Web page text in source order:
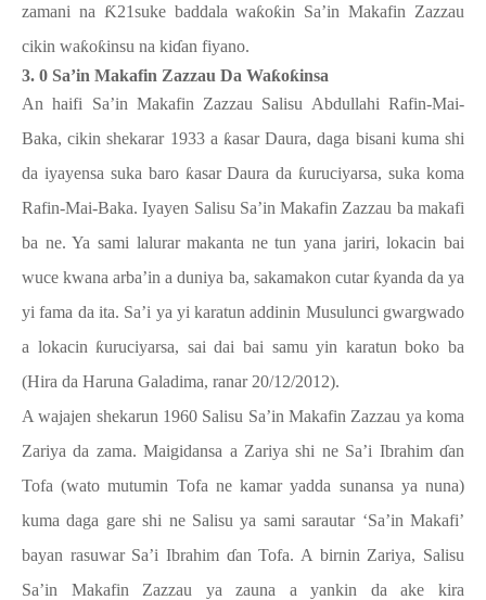
zamani na Ƙ21suke baddala waƙoƙin Sa’in Makafin Zazzau
cikin waƙoƙinsu na kiɗan fiyano.
3. 0 Sa’in Makafin Zazzau Da Waƙoƙinsa
An haifi Sa’in Makafin Zazzau Salisu Abdullahi Rafin-Mai-
Baka, cikin shekarar 1933 a ƙasar Daura, daga bisani kuma shi
da iyayensa suka baro ƙasar Daura da ƙuruciyarsa, suka koma
Rafin-Mai-Baka. Iyayen Salisu Sa’in Makafin Zazzau ba makafi
ba ne. Ya sami lalurar makanta ne tun yana jariri, lokacin bai
wuce kwana arba’in a duniya ba, sakamakon cutarƙyanda da ya
yi fama da ita. Sa’i ya yi karatun addinin Musulunci gwargwado
a lokacin ƙuruciyarsa, sai dai bai samu yin karatun boko ba
(Hira da Haruna Galadima, ranar 20/12/2012).
A wajajen shekarun 1960 Salisu Sa’in Makafin Zazzau ya koma
Zariya da zama. Maigidansa a Zariya shi ne Sa’i Ibrahim ɗan
Tofa (wato mutumin Tofa ne kamar yadda sunansa ya nuna)
kuma daga gare shi ne Salisu ya sami sarautar ‘Sa’in Makafi’
bayan rasuwar Sa’i Ibrahim ɗan Tofa. A birnin Zariya, Salisu
Sa’in Makafin Zazzau ya zauna a yankin da ake kira